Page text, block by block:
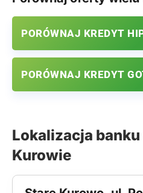
PORÓWNAJ KREDYT
PORÓWNAJ KREDYT
Lokalizacja
Kurowie